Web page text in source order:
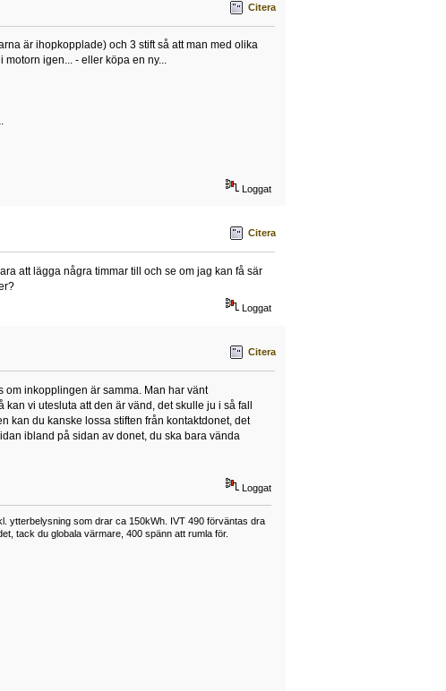
Citera
är ihopkopplade) och 3 stift så att man med olika
igen... - eller köpa en ny...
Loggat
Citera
att lägga några timmar till och se om jag kan få sär
Loggat
Citera
om inkopplingen är samma. Man har vänt
vi utesluta att den är vänd, det skulle ju i så fall
kan du kanske lossa stiften från kontaktdonet, det
ibland på sidan av donet, du ska bara vända
Loggat
ytterbelysning som drar ca 150kWh. IVT 490 förväntas dra
tack du globala värmare, 400 spänn att rumla för.